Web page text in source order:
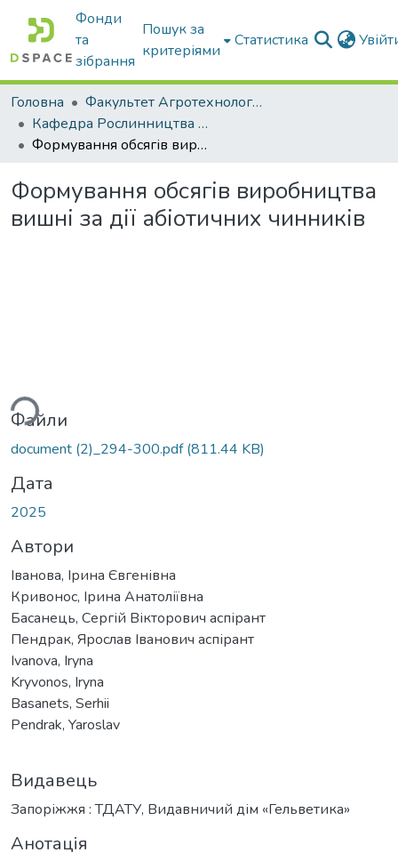
Фонди
та
зібрання
Пошук за
критеріями
Статистика
Головна
Факультет Агротехнологій та екології
Кафедра Рослинництва та садівництва ім. професора В.В. Калитки
Формування обсягів виробництва вишні за дії абіотичних чинників
Формування обсягів виробництва
вишні за дії абіотичних чинників
Файли
document (2)_294-300.pdf(811.44 KB)
Дата
2025
Автори
Іванова, Ірина Євгенівна
Кривонос, Ірина Анатоліївна
Басанець, Сергій Вікторович аспірант
Пендрак, Ярослав Іванович аспірант
Ivanova, Iryna
Kryvonos, Iryna
Basanets, Serhii
Pendrak, Yaroslav
Видавець
Запоріжжя : ТДАТУ, Видавничий дім «Гельветика»
Анотація